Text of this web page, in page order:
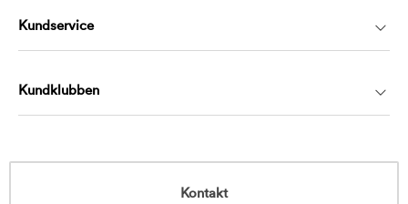
Kundservice
Kundklubben
Kontakt